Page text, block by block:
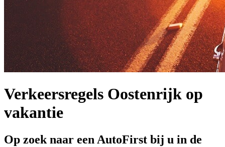
Verkeersregels Oostenrijk op
vakantie
Op zoek naar een AutoFirst bij u in de